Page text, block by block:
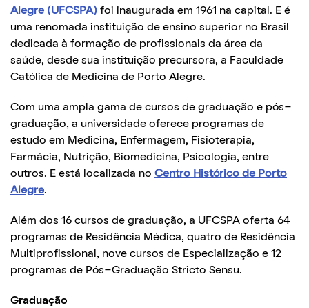
Alegre (UFCSPA) foi inaugurada em 1961 na capital. E é
uma renomada instituição de ensino superior no Brasil
dedicada à formação de profissionais da área da
saúde, desde sua instituição precursora, a Faculdade
Católica de Medicina de Porto Alegre.
Com uma ampla gama de cursos de graduação e pós-
graduação, a universidade oferece programas de
estudo em Medicina, Enfermagem, Fisioterapia,
Farmácia, Nutrição, Biomedicina, Psicologia, entre
outros. E está localizada no Centro Histórico de Porto
Alegre.
Além dos 16 cursos de graduação, a UFCSPA oferta 64
programas de Residência Médica, quatro de Residência
Multiprofissional, nove cursos de Especialização e 12
programas de Pós-Graduação Stricto Sensu.
Graduação